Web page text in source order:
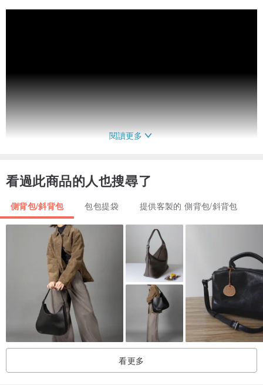
REORE獨家的創新擬真織圖緹花布
布面結構、觸感等有別於市場的染色印花、刺繡等質感
並著重環保紗線原料的使用
透過免水染環保製程賦予降低空汙、廢棄水排放的特點
來表達對環境的重視
融合時尚藝術領域設計各種貼心與新穎的款式，兼顧您所需的美感和
閱讀更多
看過此商品的人也搜尋了
側背包/斜背包 包包提袋 提供客製的 側背包/斜背包
看更多